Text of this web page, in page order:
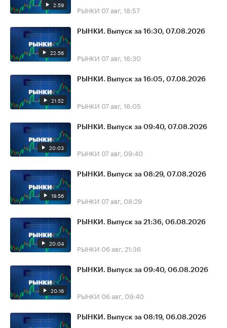
2:59 РЫНКИ 07 авг, 18:57
22:56
РЫНКИ. Выпуск за 16:30, 07.08.2026
РЫНКИ 07 авг, 16:30
21:52
РЫНКИ. Выпуск за 16:05, 07.08.2026
РЫНКИ 07 авг, 16:05
20:03
РЫНКИ. Выпуск за 09:40, 07.08.2026
РЫНКИ 07 авг, 09:40
19:56
РЫНКИ. Выпуск за 08:29, 07.08.2026
РЫНКИ 07 авг, 08:29
20:04
РЫНКИ. Выпуск за 21:36, 06.08.2026
РЫНКИ 06 авг, 21:36
20:16
РЫНКИ. Выпуск за 09:40, 06.08.2026
РЫНКИ 06 авг, 09:40
РЫНКИ. Выпуск за 08:19, 06.08.2026